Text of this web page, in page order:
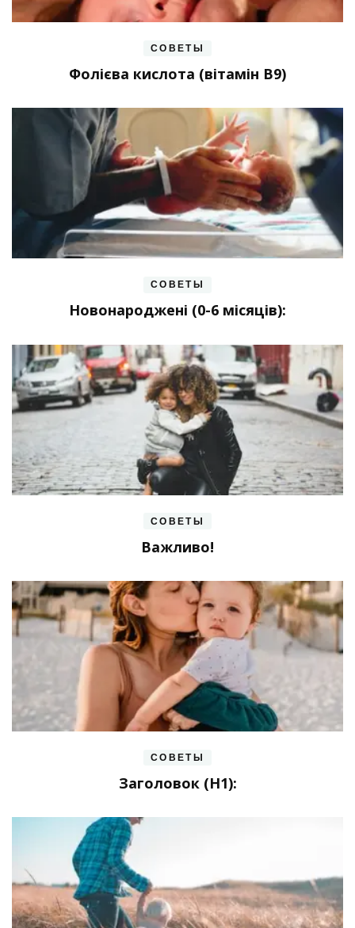
СОВЕТЫ
Фолієва кислота (вітамін В9)
СОВЕТЫ
Новонароджені (0-6 місяців):
СОВЕТЫ
Важливо!
СОВЕТЫ
Заголовок (H1):